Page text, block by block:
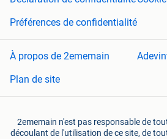
Préférences de confidentialité
À propos de 2ememain
Plan de site
2ememain n'est pas responsable de
découlant de l'utilisation de ce site, de